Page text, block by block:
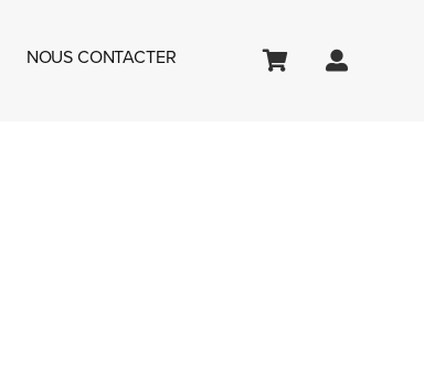
NOUS CONTACTER